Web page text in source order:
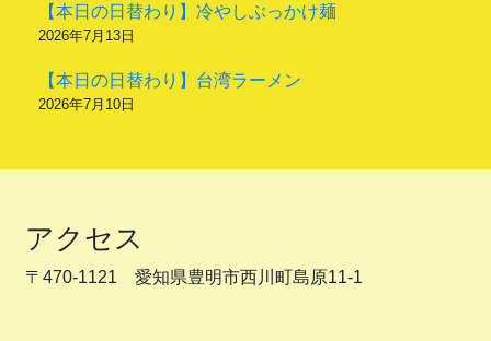
【本日の日替わり】冷やしぶっかけ麺
2026年7月13日
【本日の日替わり】台湾ラーメン
2026年7月10日
アクセス
〒470-1121 愛知県豊明市西川町島原11-1